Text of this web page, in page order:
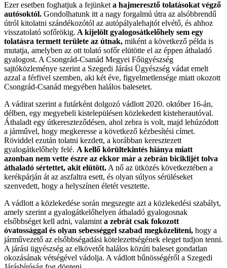
Ezer esetben foghatjuk a fejünket a hajmeresztő tolatásokat végző
autósoktól. Gondolhatunk itt a nagy forgalmú útra az alsóbbrendű
útról kitolatni szándékozótól az autópályalehajtót elvétő, és ahhoz
visszatolató sofőrökig. A kijelölt gyalogosátkelőhely sem egy
tolatásra termett területe az útnak, miként a következő példa is
mutatja, amelyben az ott tolató sofőr elütötte el az éppen áthaladó
gyalogost. A Csongrád-Csanád Megyei Főügyészség
sajtóközleménye szerint a Szegedi Járási Ügyészség vádat emelt
azzal a férfivel szemben, aki két éve, figyelmetlensége miatt okozott
Csongrád-Csanád megyében halálos balesetet.
A vádirat szerint a futárként dolgozó vádlott 2020. október 16-án,
délben, egy megyebeli kistelepülésen közlekedett kisteherautóval.
Áthaladt egy útkereszteződésen, ahol zebra is volt, majd lehúzódott
a járművel, hogy megkeresse a következő kézbesítési címet.
Röviddel ezután tolatni kezdett, a korábban keresztezett
gyalogátkelőhely felé. A kellő körültekintés hiánya miatt
azonban nem vette észre az ekkor már a zebrán biciklijét tolva
áthaladó sértettet, akit elütött. A nő az ütközés következtében a
kerékpárján át az aszfaltra esett, és olyan súlyos sérüléseket
szenvedett, hogy a helyszínen életét vesztette.
A vádlott a közlekedése során megszegte azt a közlekedési szabályt,
amely szerint a gyalogátkelőhelyen áthaladó gyalogosnak
elsőbbséget kell adni, valamint a zebrát csak fokozott
óvatossággal és olyan sebességgel szabad megközelíteni, hogy a
járművezető az elsőbbségadási kötelezettségének eleget tudjon tenni.
A járási ügyészség az elkövetőt halálos közúti baleset gondatlan
okozásának vétségével vádolja. A vádlott bűnösségéről a Szegedi